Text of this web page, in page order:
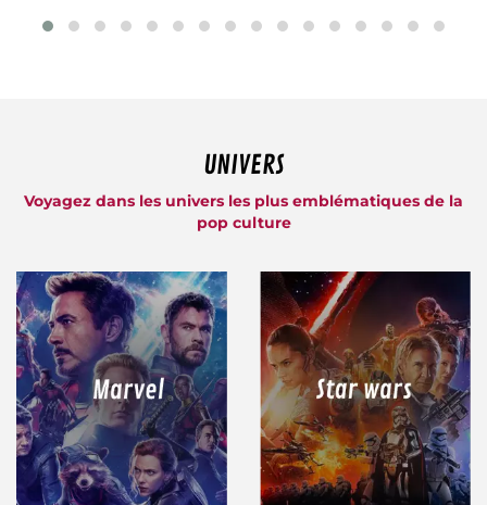
UNIVERS
Voyagez dans les univers les plus emblématiques de la
pop culture